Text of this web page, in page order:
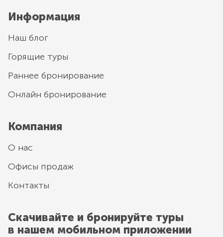
Информация
Наш блог
Горящие туры
Раннее бронирование
Онлайн бронирование
Компания
О нас
Офисы продаж
Контакты
Скачивайте и бронируйте туры
в нашем мобильном приложении